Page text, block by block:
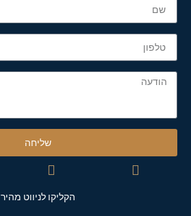
שליחה
הקליקו לניווט מהיר